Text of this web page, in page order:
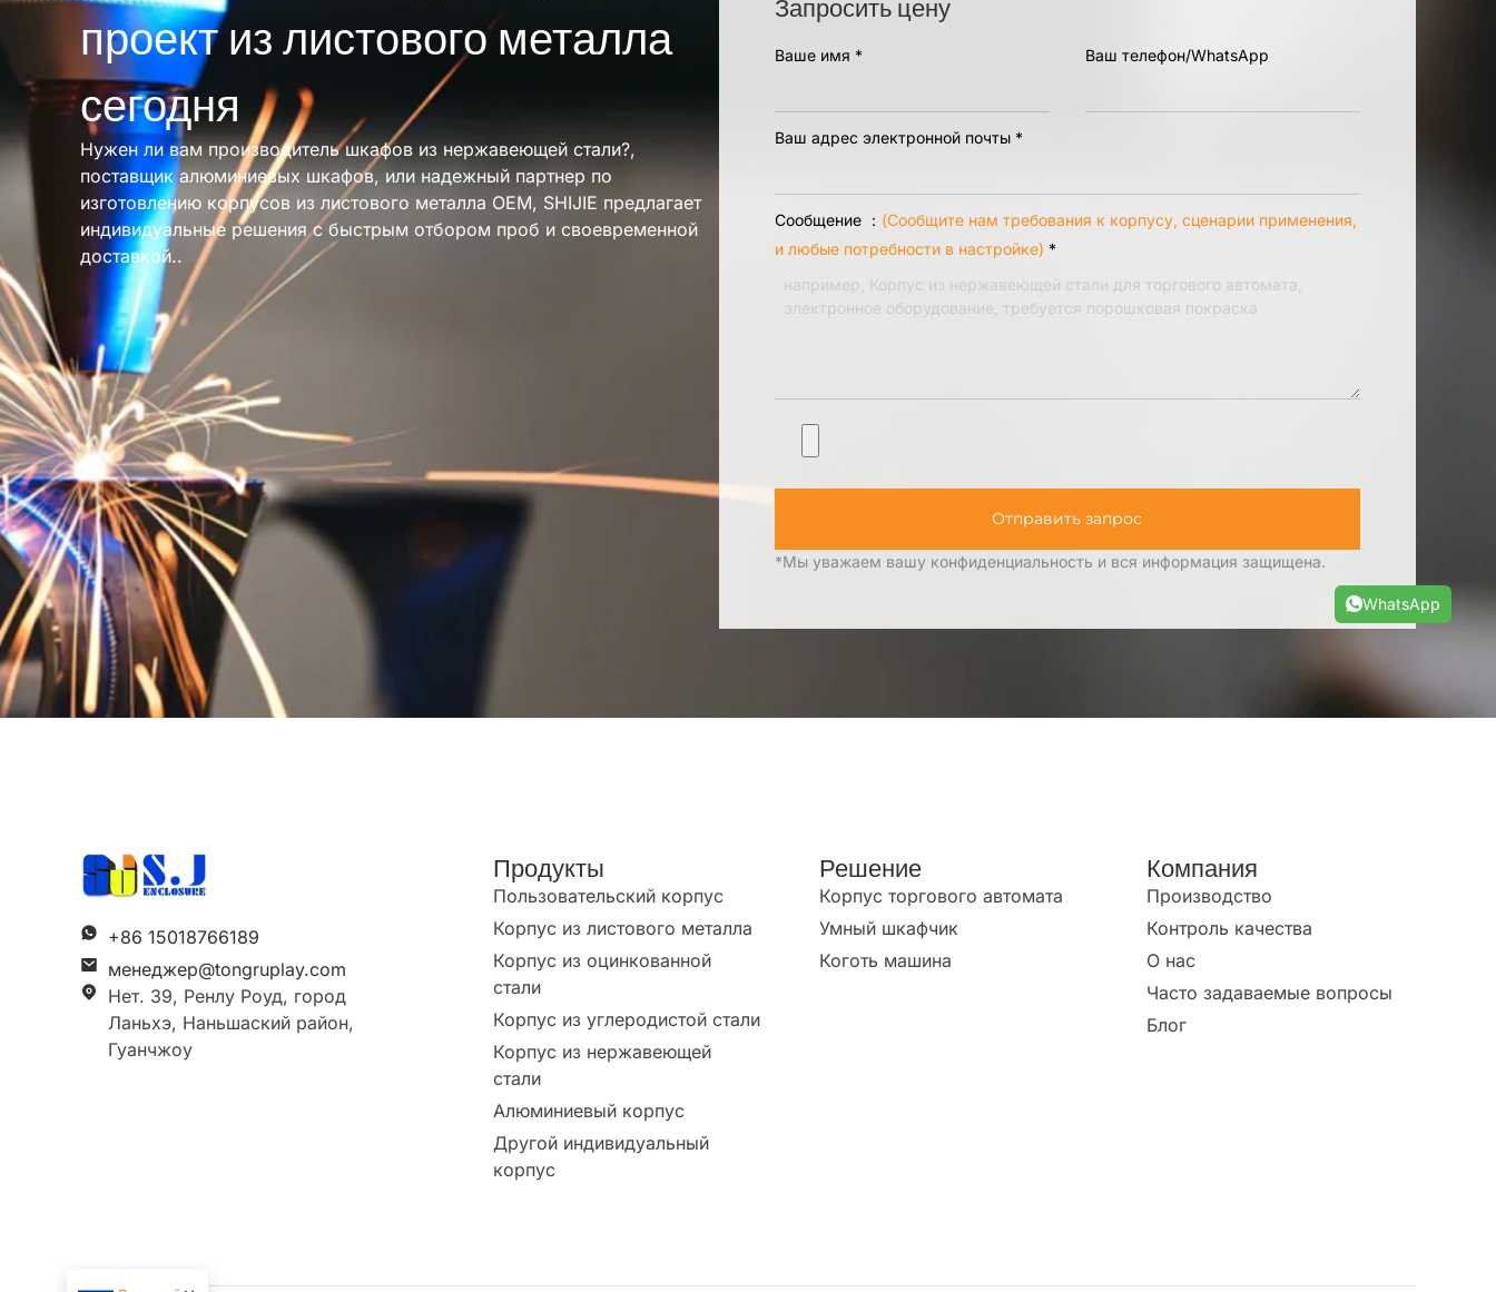
Начните свой индивидуальный
проект из листового металла
сегодня
Нужен ли вам производитель шкафов из нержавеющей стали?,
поставщик алюминиевых шкафов, или надежный партнер по
изготовлению корпусов из листового металла OEM, SHIJIE предлагает
индивидуальные решения с быстрым отбором проб и своевременной
доставкой..
Запросить цену
и любые потребности в настройке) *
Отправить запрос
+86 15018766189
менеджер@tongruplay.com
Нет. 39, Ренлу Роуд, город
Продукты
Пользовательский корпус
Корпус из листового металла
Корпус из оцинкованной
стали
Корпус из углеродистой стали
Корпус из нержавеющей
стали
Алюминиевый корпус
Решение
Корпус торгового автомата
Умный шкафчик
Компания
Производство
Контроль качества
О нас
Часто задаваемые вопросы
WhatsApp